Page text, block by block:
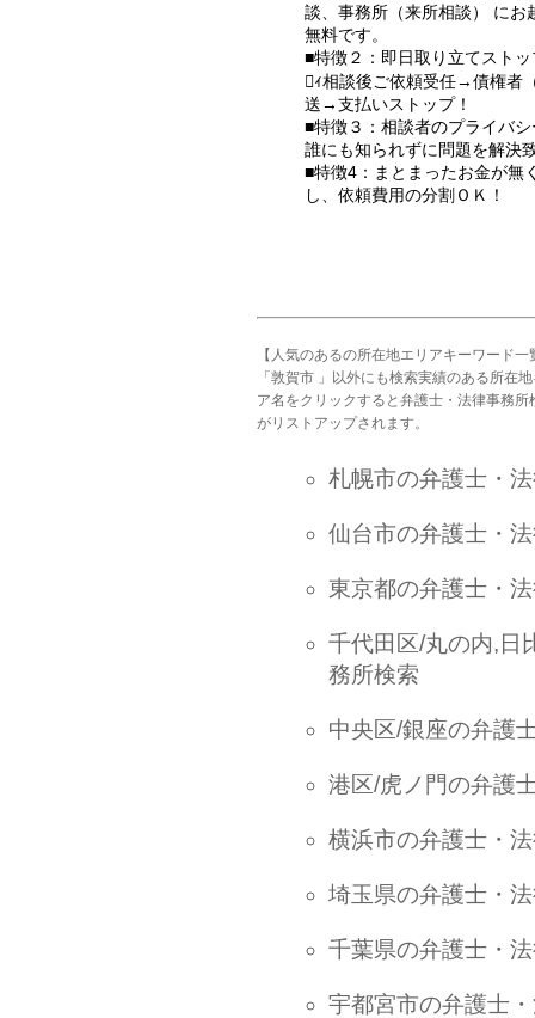
談、事務所（来所相談） にお
無料です。
■特徴２：即日取り立てスト
ｨ相談後ご依頼受任→債権者
送→支払いストップ！
■特徴３：相談者のプライバ
誰にも知られずに問題を解決
■特徴4：まとまったお金が無
し、依頼費用の分割ＯＫ！
【人気のあるの所在地エリアキーワード一
「敦賀市 」以外にも検索実績のある所在
ア名をクリックすると弁護士・法律事務
がリストアップされます。
札幌市の弁護士・
仙台市の弁護士・
東京都の弁護士・
千代田区/丸の内,日
務所検索
中央区/銀座の弁護
港区/虎ノ門の弁護
横浜市の弁護士・
埼玉県の弁護士・
千葉県の弁護士・
宇都宮市の弁護士